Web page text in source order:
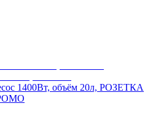
1400Вт, объём 20л, РОЗЕТКА